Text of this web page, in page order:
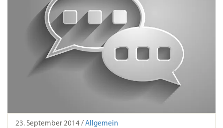
23. September 2014 / Allgemein